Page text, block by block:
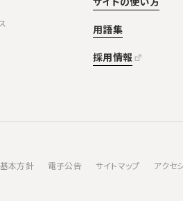
用語集
採用情報
本方針 電子公告 サイトマップ アクセ